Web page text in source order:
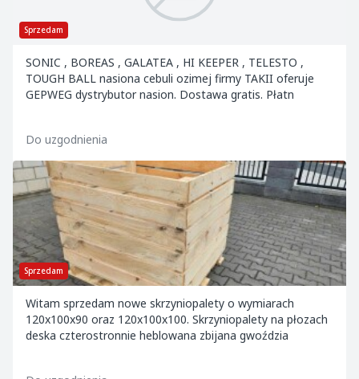
Sprzedam
SONIC , BOREAS , GALATEA , HI KEEPER , TELESTO ,
TOUGH BALL nasiona cebuli ozimej firmy TAKII oferuje
GEPWEG dystrybutor nasion. Dostawa gratis. Płatn
Do uzgodnienia
Sprzedam
Witam sprzedam nowe skrzyniopalety o wymiarach
120x100x90 oraz 120x100x100. Skrzyniopalety na płozach
deska czterostronnie heblowana zbijana gwoździa